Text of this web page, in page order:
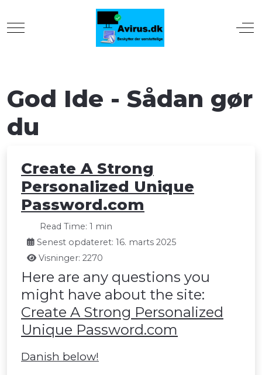
Mobile Menu Toggle
God Ide - Sådan gør
du
Create A Strong
Personalized Unique
Password.com
Read Time: 1 min
Senest opdateret: 16. marts 2025
Visninger: 2270
Here are any questions you
might have about the site:
Create A Strong Personalized
Unique Password.com
Danish below!